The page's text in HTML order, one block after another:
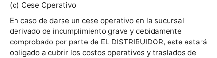
(c) Cese Operativo
En caso de darse un cese operativo en la sucursal
derivado de incumplimiento grave y debidamente
comprobado por parte de EL DISTRIBUIDOR, este estará
obligado a cubrir los costos operativos y traslados de